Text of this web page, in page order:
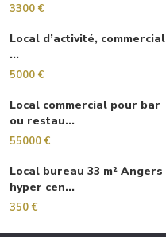
3300 €
Local d’activité, commercial
...
5000 €
Local commercial pour bar
ou restau...
55000 €
Local bureau 33 m² Angers
hyper cen...
350 €